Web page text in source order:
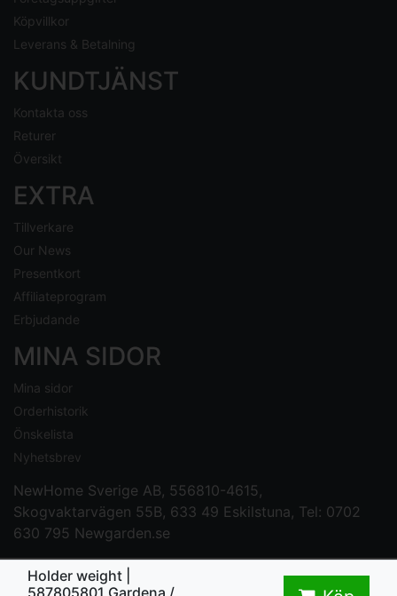
Holder weight |
587805801 Gardena /
Köpvillkor
Leverans & Betalning
KUNDTJÄNST
Kontakta oss
Returer
Översikt
EXTRA
Tillverkare
Our News
Presentkort
Affiliateprogram
Erbjudande
MINA SIDOR
Mina sidor
Orderhistorik
Önskelista
Nyhetsbrev
NewHome Sverige AB, 556810-4615,
Skogvaktarvägen 55B, 633 49 Eskilstuna, Tel: 0702
630 795 Newgarden.se